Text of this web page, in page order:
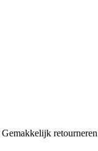
Gemakkelijk retourneren